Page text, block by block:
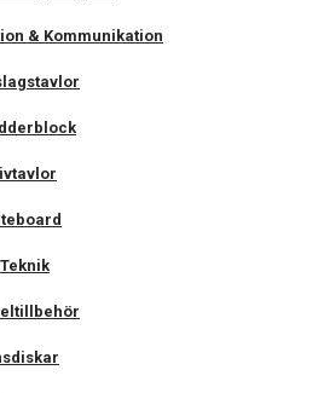
& Kommunikation